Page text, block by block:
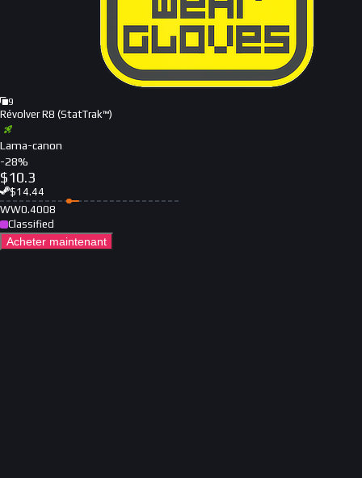
9
Révolver R8 (StatTrak™)
Lama-canon
-28%
$10.3
$14.44
WW0.4008
Classified
Acheter maintenant